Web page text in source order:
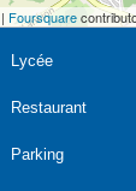
| Foursquare
Lycée
Restaurant
Parking